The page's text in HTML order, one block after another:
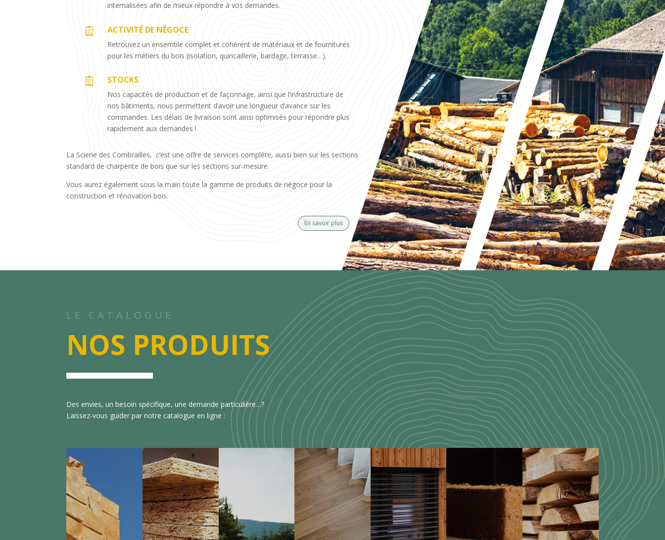
internalisées afin de mieux répondre à vos demandes.
 ACTIVITÉ DE NÉGOCE
Retrouvez un ensemble complet et cohérent de matériaux et de fournitures
pour les métiers du bois (isolation, quincaillerie, bardage, terrasse…).
 STOCKS
Nos capacités de production et de façonnage, ainsi que l’infrastructure de
nos bâtiments, nous permettent d’avoir une longueur d’avance sur les
commandes. Les délais de livraison sont ainsi optimisés pour répondre plus
rapidement aux demandes !
La Scierie des Combrailles, c’est une offre de services complète, aussi bien sur les sections
standard de charpente de bois que sur les sections sur-mesure.
Vous aurez également sous la main toute la gamme de produits de négoce pour la
construction et rénovation bois.
En savoir plus
LE CATALOGUE
NOS PRODUITS
Des envies, un besoin spécifique, une demande particulière…?
Laissez-vous guider par notre catalogue en ligne :